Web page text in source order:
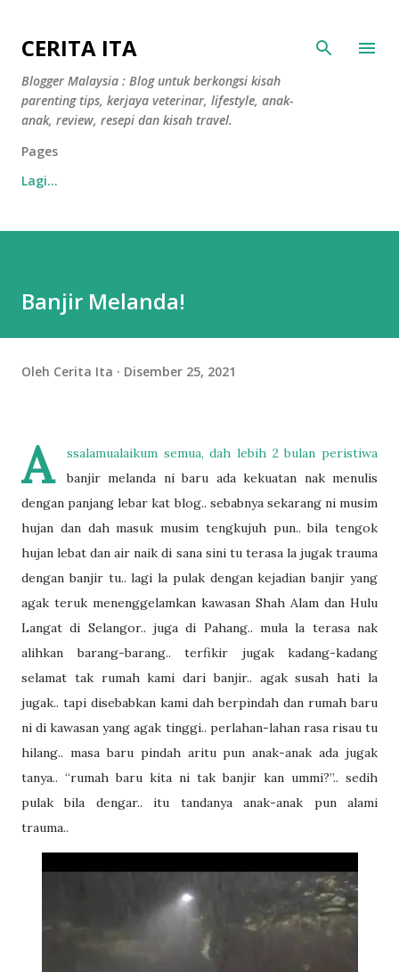
CERITA ITA
Blogger Malaysia : Blog untuk berkongsi kisah
parenting tips, kerjaya veterinar, lifestyle, anak-
anak, review, resepi dan kisah travel.
Pages
Lagi…
Banjir Melanda!
Oleh Cerita Ita Disember 25, 2021
A
ssalamualaikum semua, dah lebih 2 bulan peristiwa
banjir melanda ni baru ada kekuatan nak menulis
dengan panjang lebar kat blog.. sebabnya sekarang ni musim
hujan dan dah masuk musim tengkujuh pun.. bila tengok
hujan lebat dan air naik di sana sini tu terasa la jugak trauma
dengan banjir tu.. lagi la pulak dengan kejadian banjir yang
agak teruk menenggelamkan kawasan Shah Alam dan Hulu
Langat di Selangor.. juga di Pahang.. mula la terasa nak
alihkan barang-barang.. terfikir jugak kadang-kadang
selamat tak rumah kami dari banjir.. agak susah hati la
jugak.. tapi disebabkan kami dah berpindah dan rumah baru
ni di kawasan yang agak tinggi.. perlahan-lahan rasa risau tu
hilang.. masa baru pindah aritu pun anak-anak ada jugak
tanya.. “rumah baru kita ni tak banjir kan ummi?”.. sedih
pulak bila dengar.. itu tandanya anak-anak pun alami
trauma..